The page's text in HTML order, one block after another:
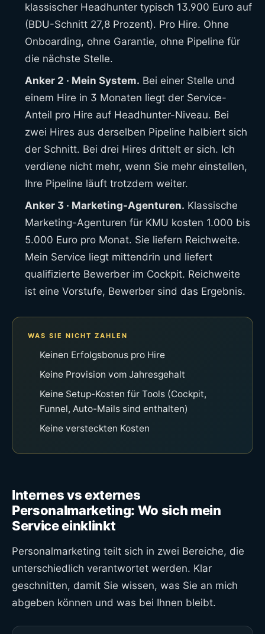
klassischer Headhunter typisch 13.900 Euro auf
(BDU-Schnitt 27,8 Prozent). Pro Hire. Ohne
Onboarding, ohne Garantie, ohne Pipeline für
die nächste Stelle.
Anker 2 · Mein System. Bei einer Stelle und
einem Hire in 3 Monaten liegt der Service-
Anteil pro Hire auf Headhunter-Niveau. Bei
zwei Hires aus derselben Pipeline halbiert sich
der Schnitt. Bei drei Hires drittelt er sich. Ich
verdiene nicht mehr, wenn Sie mehr einstellen,
Ihre Pipeline läuft trotzdem weiter.
Anker 3 · Marketing-Agenturen. Klassische
Marketing-Agenturen für KMU kosten 1.000 bis
5.000 Euro pro Monat. Sie liefern Reichweite.
Mein Service liegt mittendrin und liefert
qualifizierte Bewerber im Cockpit. Reichweite
ist eine Vorstufe, Bewerber sind das Ergebnis.
WAS SIE NICHT ZAHLEN
Keinen Erfolgsbonus pro Hire
Keine Provision vom Jahresgehalt
Keine Setup-Kosten für Tools (Cockpit,
Funnel, Auto-Mails sind enthalten)
Keine versteckten Kosten
Internes vs externes
Personalmarketing: Wo sich mein
Service einklinkt
Personalmarketing teilt sich in zwei Bereiche, die
unterschiedlich verantwortet werden. Klar
geschnitten, damit Sie wissen, was Sie an mich
abgeben können und was bei Ihnen bleibt.